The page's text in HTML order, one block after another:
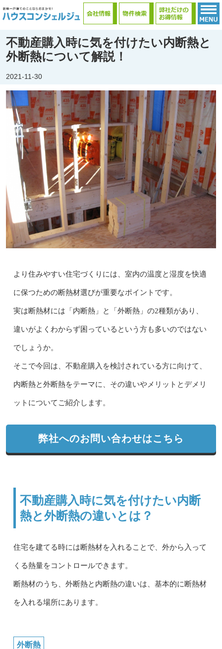
不動産購入時に気を付けたい内断熱と
外断熱について解説！
2021-11-30
より住みやすい住宅づくりには、室内の温度と湿度を快適
に保つための断熱材選びが重要なポイントです。
実は断熱材には「内断熱」と「外断熱」の2種類があり、
違いがよくわからず困っているという方も多いのではない
でしょうか。
そこで今回は、不動産購入を検討されている方に向けて、
内断熱と外断熱をテーマに、その違いやメリットとデメリ
ットについてご紹介します。
弊社へのお問い合わせはこちら
不動産購入時に気を付けたい内断
熱と外断熱の違いとは？
住宅を建てる時には断熱材を入れることで、外から入って
くる熱量をコントロールできます。
断熱材のうち、外断熱と内断熱の違いは、基本的に断熱材
を入れる場所にあります。
外断熱